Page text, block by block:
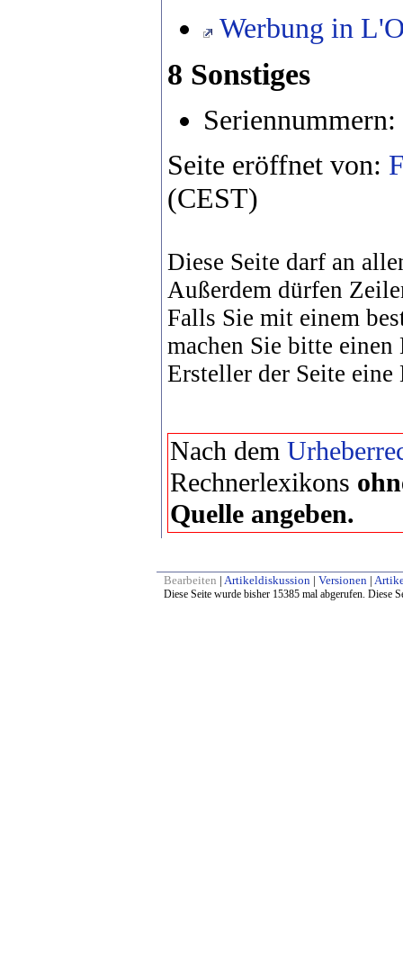
Werbung in
8 Sonstiges
Seriennummern:
Seite eröffnet von:
(CEST)
Diese Seite darf an
Außerdem dürfen
Falls Sie mit einem
machen Sie bitte
Ersteller der Seite
Nach dem
Rechnerlexikons
Quelle angeben.
Bearbeiten | Artikeldiskussion | Versionen |
Diese Seite wurde bisher 15385 mal abgerufen. Diese